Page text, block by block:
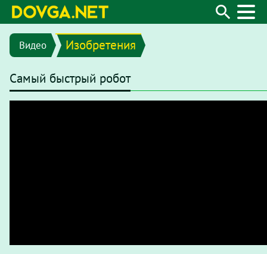
Видео Изобретения
Самый быстрый робот